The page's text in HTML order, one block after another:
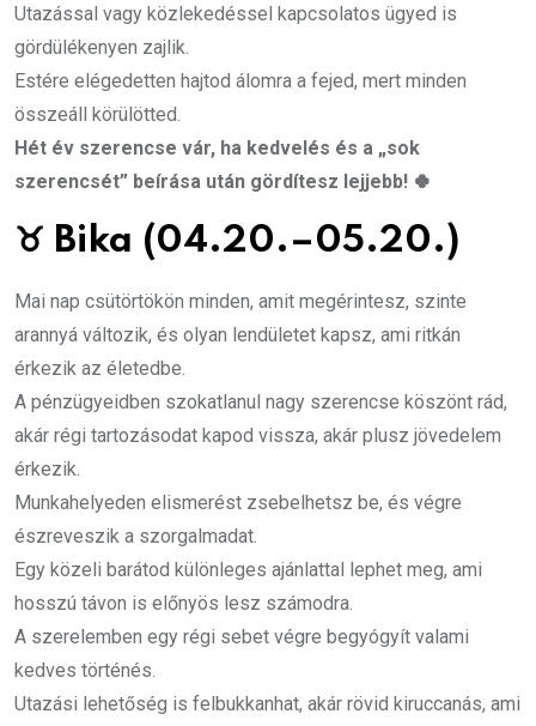
Utazással vagy közlekedéssel kapcsolatos ügyed is
gördülékenyen zajlik.
Estére elégedetten hajtod álomra a fejed, mert minden
összeáll körülötted.
Hét év szerencse vár, ha kedvelés és a „sok
szerencsét” beírása után gördítesz lejjebb! 🍀
♉ Bika (04.20.–05.20.)
Mai nap csütörtökön minden, amit megérintesz, szinte
arannyá változik, és olyan lendületet kapsz, ami ritkán
érkezik az életedbe.
A pénzügyeidben szokatlanul nagy szerencse köszönt rád,
akár régi tartozásodat kapod vissza, akár plusz jövedelem
érkezik.
Munkahelyeden elismerést zsebelhetsz be, és végre
észreveszik a szorgalmadat.
Egy közeli barátod különleges ajánlattal lephet meg, ami
hosszú távon is előnyös lesz számodra.
A szerelemben egy régi sebet végre begyógyít valami
kedves történés.
Utazási lehetőség is felbukkanhat, akár rövid kiruccanás, ami